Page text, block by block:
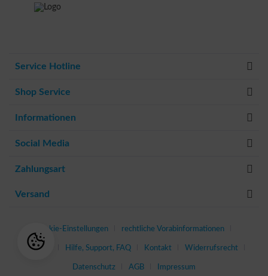
Service Hotline
Shop Service
Informationen
Social Media
Zahlungsart
Versand
Cookie-Einstellungen rechtliche Vorabinformationen
Über uns Hilfe, Support, FAQ Kontakt Widerrufsrecht
Datenschutz AGB Impressum